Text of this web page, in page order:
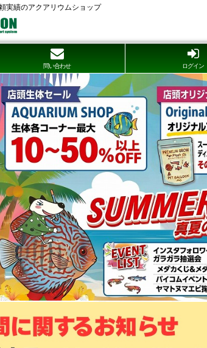
実績のアクアリウムショップ
問い合わせ ログイン